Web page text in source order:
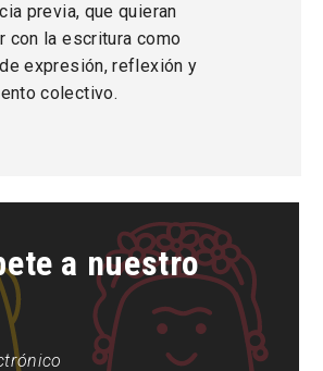
previa, que quieran
con la escritura como
expresión, reflexión y
colectivo.
a nuestro